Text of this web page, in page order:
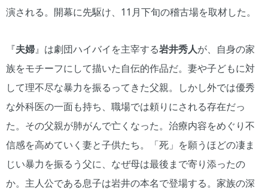
演される。開幕に先駆け、11月下旬の稽古場を取材した。
『夫婦』は劇団ハイバイを主宰する岩井秀人が、自身の家
族をモチーフにして描いた自伝的作品だ。妻や子どもに対
して理不尽な暴力を振るってきた父親。しかし外では優秀
な外科医の一面も持ち、職場では頼りにされる存在だっ
た。その父親が肺がんで亡くなった。治療内容をめぐり不
信感を高めていく妻と子供たち。「死」を願うほどの凄ま
じい暴力を振るう父に、なぜ母は最後まで寄り添ったの
か。主人公である息子は岩井の本名で登場する。家族の深